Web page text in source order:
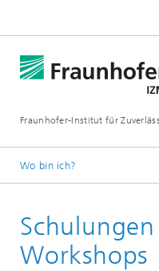
Fraunhofer-Institut für
Wo bin ich?
News &
Schulungen und
Workshops